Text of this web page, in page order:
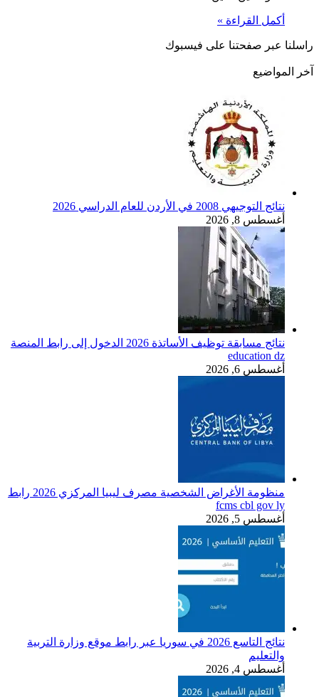
أكمل القراءة »
راسلنا عبر صفحتنا على فيسبوك
آخر المواضيع
نتائج التوجيهي 2008 في الأردن للعام الدراسي 2026
أغسطس 8, 2026
نتائج مسابقة توظيف الأساتذة 2026 الدخول إلى رابط المنصة
education dz
أغسطس 6, 2026
منظومة الأغراض الشخصية مصرف ليبيا المركزي 2026 رابط
fcms cbl gov ly
أغسطس 5, 2026
نتائج التاسع 2026 في سوريا عبر رابط موقع وزارة التربية
والتعليم
أغسطس 4, 2026